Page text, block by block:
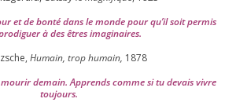
et de bon­té dans le monde pour qu’il soit per­mis
à des êtres imaginaires.
Humain, trop humain, 1878
demain. Apprends comme si tu devais vivre
toujours.